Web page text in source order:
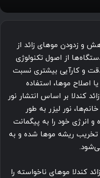
و زدودن موهای زائد از
از اصول تکنولوژی
دقت و کارآیی بیشتری نسبت
اصلاح موها، استفاده
کندلا بر اساس انتشار نور
نور لیزر به طور
و انرژی خود را به پیگمانت
تخریب ریشه موها شده و به
کندلا موهای ناخواسته را